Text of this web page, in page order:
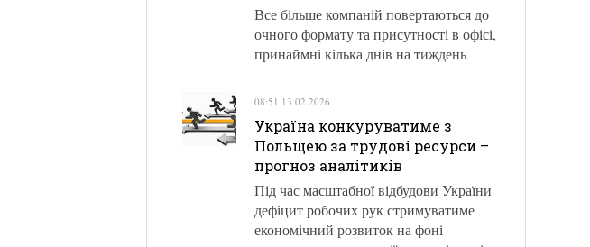
Все більше компаній повертаються до
очного формату та присутності в офісі,
принаймні кілька днів на тиждень
08:51 13.02.2026
Україна конкуруватиме з
Польщею за трудові ресурси –
прогноз аналітиків
Під час масштабної відбудови України
дефіцит робочих рук стримуватиме
економічний розвиток на фоні